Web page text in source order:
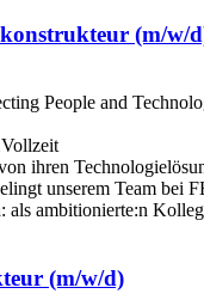
(m/w/
People and
ihren
unserem Team bei
als ambitionierte:n
(m/w/d)